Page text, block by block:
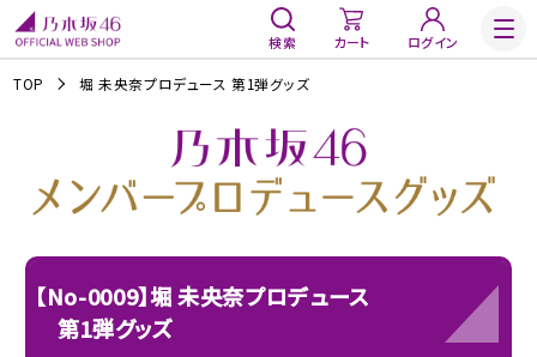
検索 カート ログイン
TOP 堀 未央奈プロデュース 第1弾グッズ
【No-0009】堀 未央奈プロデュース
第1弾グッズ